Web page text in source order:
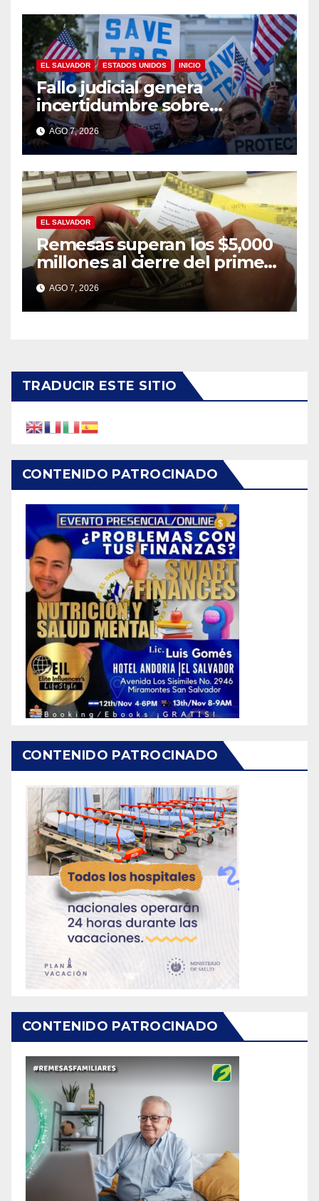
EL SALVADOR ESTADOS UNIDOS INICIO
Fallo judicial genera
incertidumbre sobre
permisos de trabajo de
salvadoreños con TPS
AGO 7, 2026
EL SALVADOR
Remesas superan los $5,000
millones al cierre del primer
semestre de 2026
AGO 7, 2026
TRADUCIR ESTE SITIO
CONTENIDO PATROCINADO
CONTENIDO PATROCINADO
CONTENIDO PATROCINADO